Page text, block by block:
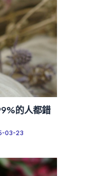
的人都錯
03-23